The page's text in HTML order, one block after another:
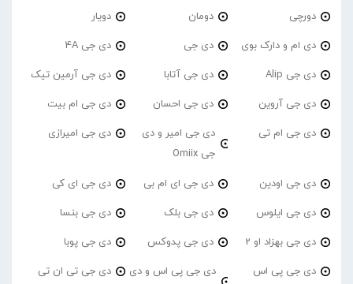
دورچی دومان دویار
دی ام و دارک بوی دی جی دی جی 4A
دی جی Alip دی جی آتابا دی جی آرمین تیک
دی جی آروین دی جی احسان دی جی ام بیت
دی جی ام تی
دی جی امیر و دی
جی Omiix
دی جی امیرازی
دی جی اودین دی جی ای ام بی دی جی ای کی
دی جی ایلوس دی جی بلک دی جی بنسا
دی جی بهزاد او 2 دی جی پدوکس دی جی پوبا
دی جی پی اس
دی جی پی اس و دی
دی جی تی ان تی